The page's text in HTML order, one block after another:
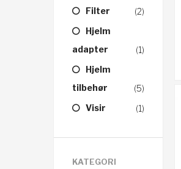
Filter
(2)
Hjelm
adapter
(1)
Hjelm
tilbehør
(5)
Visir
(1)
KATEGORI